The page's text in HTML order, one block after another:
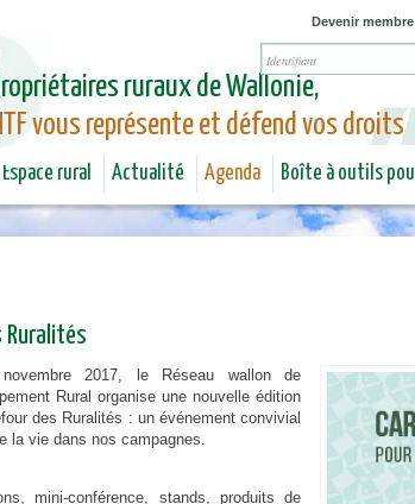
Devenir membre
ruraux de Wallonie,
vous représente et défend vos droits
Espace rural Actualité Agenda Boîte à outils
Ruralités
2017, le Réseau wallon de
Rural organise une nouvelle édition
des Ruralités : un événement convivial
la vie dans nos campagnes.
mini-conférence, stands, produits de